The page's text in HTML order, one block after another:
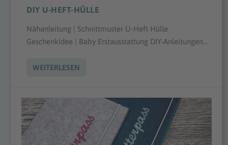
DIY U-HEFT-HÜLLE
Nähanleitung | Schnittmuster U-Heft Hülle
Geschenkidee | Baby Erstausstattung DIY-Anleitungen...
WEITERLESEN